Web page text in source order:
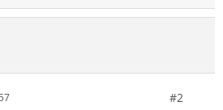
#2